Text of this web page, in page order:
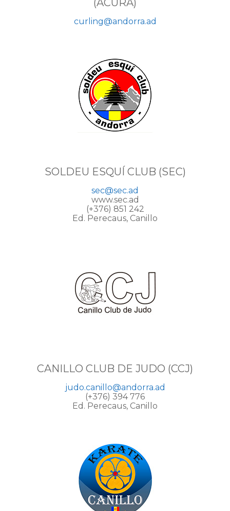
(ACURA)
curling@andorra.ad
SOLDEU ESQUÍ CLUB (SEC)
sec@sec.ad
www.sec.ad
(+376) 851 242
Ed. Perecaus, Canillo
CANILLO CLUB DE JUDO (CCJ)
judo.canillo@andorra.ad
(+376) 394 776
Ed. Perecaus, Canillo